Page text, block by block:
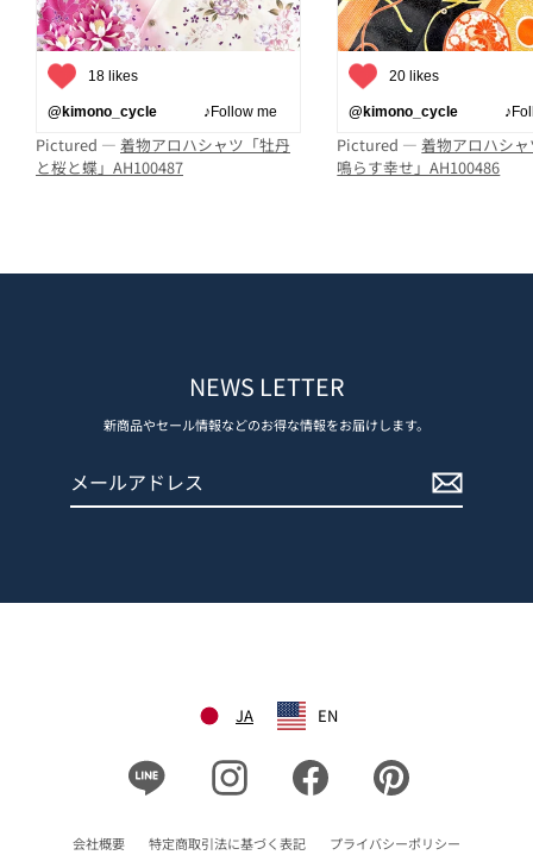
18 likes
@kimono_cycle ♪Follow me
Pictured — 着物アロハシャツ「牡丹
と桜と蝶」AH100487
20 likes
@kimono_cycle
Pictured —着物アロハシ
鳴らす幸せ」AH100486
NEWS LETTER
新商品やセール情報などのお得な情報をお届けします。
JA EN
Instagram Facebook
会社概要 特定商取引法に基づく表記 プライバシーポリシー